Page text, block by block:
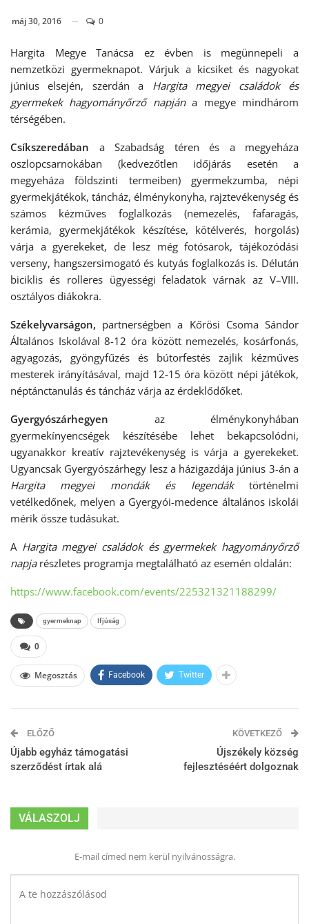
máj 30, 2016 0
Hargita Megye Tanácsa ez évben is megünnepeli a
nemzetközi gyermeknapot. Várjuk a kicsiket és nagyokat
június elsején, szerdán a Hargita megyei családok és
gyermekek hagyományőrző napjána megye mindhárom
térségében.
Csíkszeredában a Szabadság téren és a megyeháza
oszlopcsarnokában (kedvezőtlen időjárás esetén a
megyeháza földszinti termeiben) gyermekzumba, népi
gyermekjátékok, táncház, élménykonyha, rajztevékenység és
számos kézműves foglalkozás (nemezelés, fafaragás,
kerámia, gyermekjátékok készítése, kötélverés, horgolás)
várja a gyerekeket, de lesz még fotósarok, tájékozódási
verseny, hangszersimogató és kutyás foglalkozás is. Délután
biciklis és rolleres ügyességi feladatok várnak az V–VIII.
osztályos diákokra.
Székelyvarságon, partnerségben a Kőrösi Csoma Sándor
Általános Iskolával 8-12 óra között nemezelés, kosárfonás,
agyagozás, gyöngyfűzés és bútorfestés zajlik kézműves
mesterek irányításával, majd 12-15 óra között népi játékok,
néptánctanulás és táncház várja az érdeklődőket.
Gyergyószárhegyen az élménykonyhában
gyermekínyencségek készítésébe lehet bekapcsolódni,
ugyanakkor kreatív rajztevékenység is várja a gyerekeket.
Ugyancsak Gyergyószárhegy lesz a házigazdája június 3-án a
Hargita megyei mondák és legendáktörténelmi
vetélkedőnek, melyen a Gyergyói-medence általános iskolái
mérik össze tudásukat.
A Hargita megyei családok és gyermekek hagyományőrző
napja részletes programja megtalálható az esemén oldalán:
https://www.facebook.com/events/225321321188299/
gyermeknap Ifjúság
0
Megosztás Facebook Twitter
ELŐZŐ
Újabb egyház támogatási
szerződést írtak alá
KÖVETKEZŐ
Újszékely község
fejlesztéséért dolgoznak
VÁLASZOLJ
E-mail címed nem kerül nyilvánosságra.